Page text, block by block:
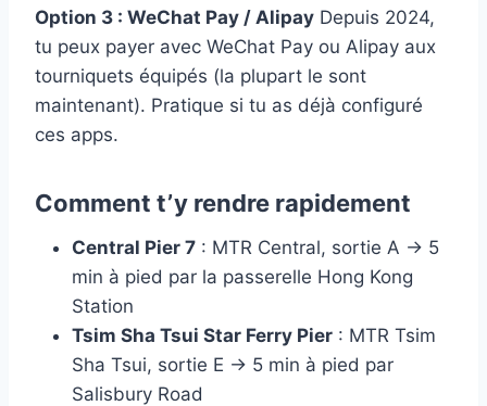
Option 3 : WeChat Pay / Alipay Depuis 2024,
tu peux payer avec WeChat Pay ou Alipay aux
tourniquets équipés (la plupart le sont
maintenant). Pratique si tu as déjà configuré
ces apps.
Comment t’y rendre rapidement
Central Pier 7 : MTR Central, sortie A → 5
min à pied par la passerelle Hong Kong
Station
Tsim Sha Tsui Star Ferry Pier : MTR Tsim
Sha Tsui, sortie E → 5 min à pied par
Salisbury Road